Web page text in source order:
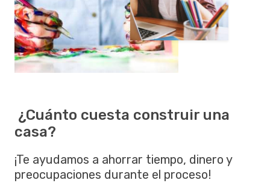
¿Cuánto cuesta construir una
casa?
¡Te ayudamos a ahorrar tiempo, dinero y
preocupaciones durante el proceso!